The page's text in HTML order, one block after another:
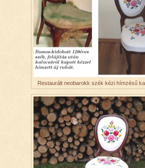
Restaurált neobarokk szék kézi hímzésű